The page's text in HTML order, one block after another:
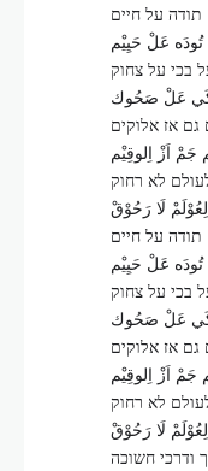
על חיים
عَلْ حَيِيْم
בכי על צחוק
عَلْ صَحُوك
אז אלוקים
اَزْ اِلوقِيْم
לא רחוק
لِعُوْلَمْ لَا رَحُوْقْ
על חיים
عَلْ حَيِيْم
בכי על צחוק
عَلْ صَحُوك
אז אלוקים
اَزْ اِلوقِيْم
לא רחוק
لِعُوْلَمْ لَا رَحُوْقْ
ודרכי חשוכה